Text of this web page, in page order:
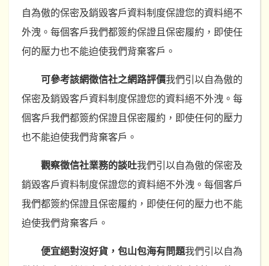
自為傲的保密及銷毀客戶資料制度保證您的資料絕不
外洩。每個客戶我們都簽約保證且保密履約，即使任
何的壓力也不能迫使我們背棄客戶。
可參考該網徵信社之網路評價我們引以自為傲的
保密及銷毀客戶資料制度保證您的資料絕不外洩。每
個客戶我們都簽約保證且保密履約，即使任何的壓力
也不能迫使我們背棄客戶。
觀察徵信社業務的談吐我們引以自為傲的保密及
銷毀客戶資料制度保證您的資料絕不外洩。每個客戶
我們都簽約保證且保密履約，即使任何的壓力也不能
迫使我們背棄客戶。
便宜絕對沒好貨，包山包海有問題我們引以自為